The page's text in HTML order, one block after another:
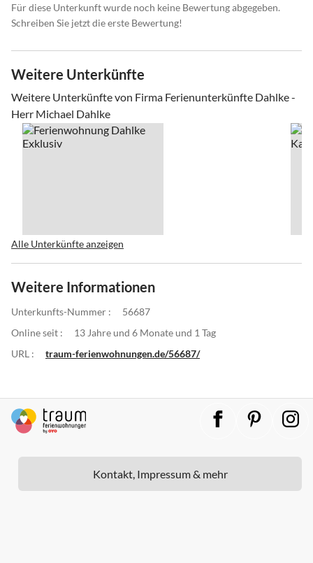
Für diese Unterkunft wurde noch keine Bewertung abgegeben.
Schreiben Sie jetzt die erste Bewertung!
Weitere Unterkünfte
Weitere Unterkünfte von Firma Ferienunterkünfte Dahlke -
Herr Michael Dahlke
Alle Unterkünfte anzeigen
Weitere Informationen
Unterkunfts-Nummer :
56687
Online seit :
13 Jahre und 6 Monate und 1 Tag
URL :
traum-ferienwohnungen.de/56687/
Kontakt, Impressum & mehr